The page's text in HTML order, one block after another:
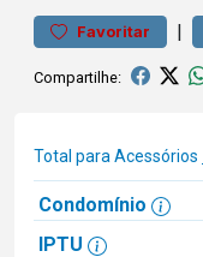
Favoritar |
Compartilhe:
Total para Acessórios
Condomínio
IPTU